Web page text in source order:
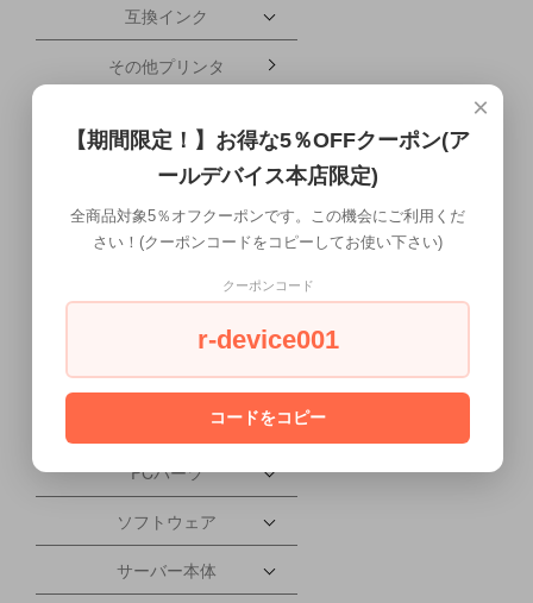
互換インク
その他プリンタ
携帯電話・タブレット
配送について
会社概要
PCパーツ
ソフトウェア
サーバー本体
×
【期間限定！】お得な5％OFFクーポン(ア
ールデバイス本店限定)
全商品対象5％オフクーポンです。この機会にご利用くだ
さい！(クーポンコードをコピーしてお使い下さい)
クーポンコード
r-device001
コードをコピー